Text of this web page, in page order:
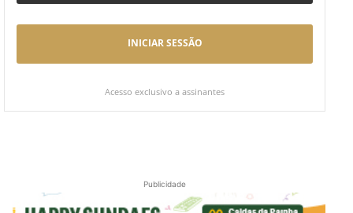
INICIAR SESSÃO
Acesso exclusivo a assinantes
Publicidade